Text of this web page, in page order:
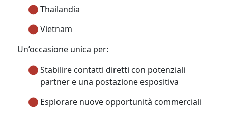
Thailandia
Vietnam
Un’occasione unica per:
Stabilire contatti diretti con potenziali
partner e una postazione espositiva
Esplorare nuove opportunità commerciali